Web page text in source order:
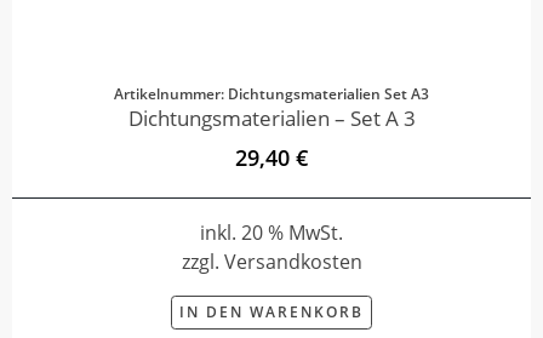
Artikelnummer: Dichtungsmaterialien Set A3
Dichtungsmaterialien – Set A 3
29,40 €
inkl. 20 % MwSt.
zzgl. Versandkosten
IN DEN WARENKORB